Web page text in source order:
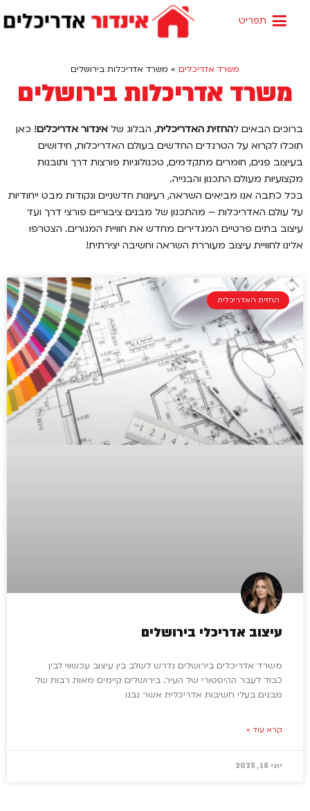
משרד אדריכלים » משרד אדריכלות בירושלים
משרד אדריכלות בירושלים
ברוכים הבאים להחזית האדריכלית, הבלוג של אינדור אדריכלים! כאן
תוכלו לקרוא על הטרנדים החדשים בעולם האדריכלות, חידושים
בעיצוב פנים, חומרים מתקדמים, טכנולוגיות פורצות דרך ותובנות
מקצועיות מעולם התכנון והבנייה.
בכל כתבה אנו מביאים השראה, רעיונות חדשניים ונקודות מבט ייחודיות
על עולם האדריכלות – מהתכנון של מבנים ציבוריים פורצי דרך ועד
עיצוב בתים פרטיים המגדירים מחדש את חוויית המגורים. הצטרפו
אלינו לחוויית עיצוב מעוררת השראה וחשיבה יצירתית!
החזית האדריכלית
עיצוב אדריכלי בירושלים
משרד אדריכלים בירושלים נדרש לשלב בין עיצוב עכשווי לבין
כבוד לעבר ההיסטורי של העיר. בירושלים קיימים מאות רבות של
מבנים בעלי חשיבות אדריכלית אשר נבנו
קרא עוד »
יוני 18, 2025